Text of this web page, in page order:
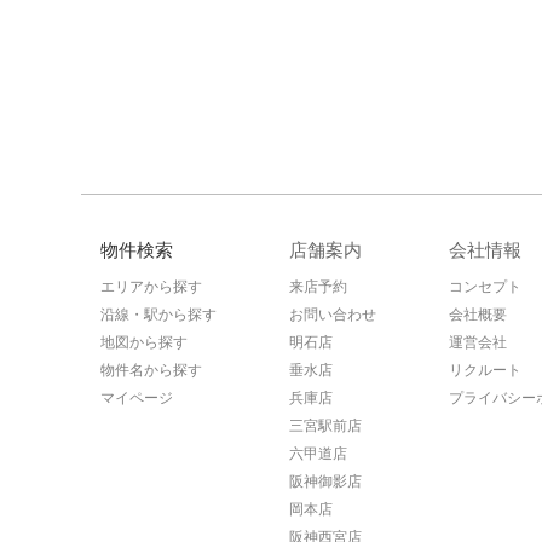
物件検索
エリアから探す
沿線・駅から探す
地図から探す
物件名から探す
マイページ
店舗案内
来店予約
お問い合わせ
明石店
垂水店
兵庫店
三宮駅前店
六甲道店
阪神御影店
岡本店
阪神西宮店
会社情報
コンセプト
会社概要
運営会社
リクルート
プライバシー